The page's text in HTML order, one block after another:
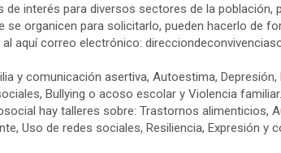
interés para diversos sectores de la población,
organicen para solicitarlo, pueden hacerlo de
aquí correo electrónico:
y comunicación asertiva, Autoestima, Depresión,
Bullying o acoso escolar y Violencia familiar.
hay talleres sobre: Trastornos alimenticios,
Uso de redes sociales, Resiliencia, Expresión y